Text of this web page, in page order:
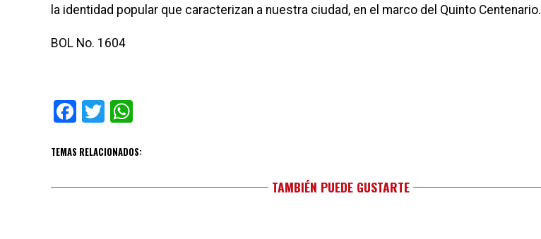
la identidad popular que caracterizan a nuestra ciudad, en el marco del Quinto Centenario.
BOL No. 1604
Facebook
Twitter
TEMAS RELACIONADOS:
TAMBIÉN PUEDE GUSTARTE